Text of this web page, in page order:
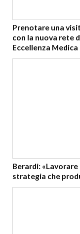
Prenotare una
con la nuova rete
Eccellenza Medica
Berardi: «Lavorare
strategia che